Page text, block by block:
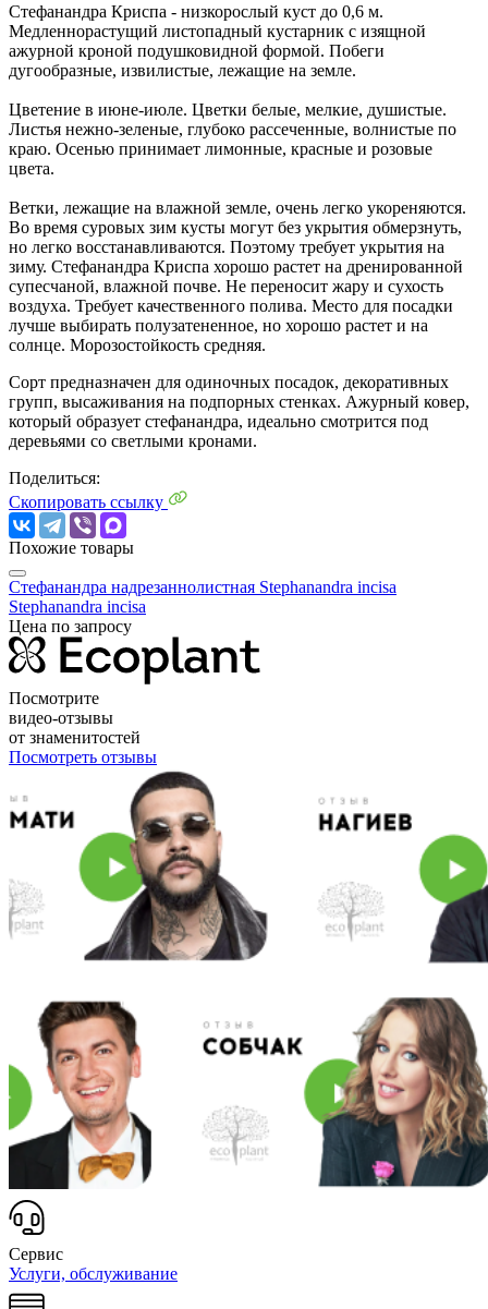
Стефанандра Криспа - низкорослый куст до 0,6 м.
Медленнорастущий листопадный кустарник с изящной
ажурной кроной подушковидной формой. Побеги
дугообразные, извилистые, лежащие на земле.
Цветение в июне-июле. Цветки белые, мелкие, душистые.
Листья нежно-зеленые, глубоко рассеченные, волнистые по
краю. Осенью принимает лимонные, красные и розовые
цвета.
Ветки, лежащие на влажной земле, очень легко укореняются.
Во время суровых зим кусты могут без укрытия обмерзнуть,
но легко восстанавливаются. Поэтому требует укрытия на
зиму. Стефанандра Криспа хорошо растет на дренированной
супесчаной, влажной почве. Не переносит жару и сухость
воздуха. Требует качественного полива. Место для посадки
лучше выбирать полузатененное, но хорошо растет и на
солнце. Морозостойкость средняя.
Сорт предназначен для одиночных посадок, декоративных
групп, высаживания на подпорных стенках. Ажурный ковер,
который образует стефанандра, идеально смотрится под
деревьями со светлыми кронами.
Поделиться:
Скопировать ссылку
Похожие товары
Стефанандра надрезаннолистная Stephanandra incisa
Stephanandra incisa
Цена по запросу
Посмотрите
видео-отзывы
от знаменитостей
Посмотреть отзывы
Сервис
Услуги, обслуживание